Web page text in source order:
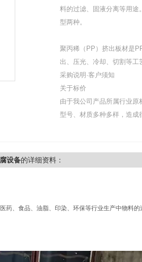
料的过滤、固液分离等用途
型两种。
聚丙稀（PP）挤出板材是
出、压光、冷却、切割等
采购说明·客户须知
关于标价
由于我公司产品所属行业原
型号、材质多种多样，造成
设备的详细资料：
、食品、油脂、印染、环保等行业生产中物料